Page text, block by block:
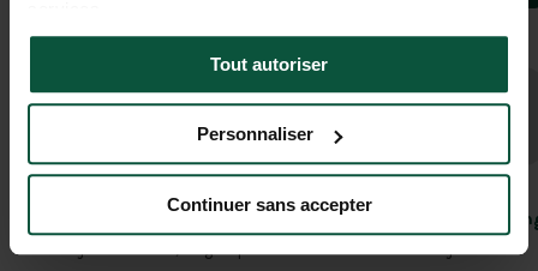
Tout autoriser
Personnaliser
Continuer sans accepter
Opening
13 mei 2026 - 13 september 2026